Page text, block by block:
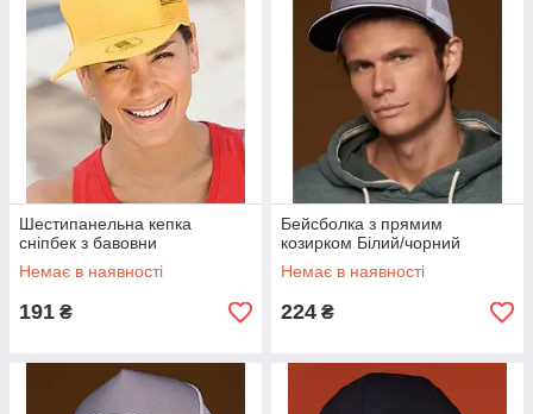
Шестипанельна кепка
сніпбек з бавовни
Немає в наявності
191 ₴
Бейсболка з прямим
козирком Білий/чорний
Немає в наявності
224 ₴